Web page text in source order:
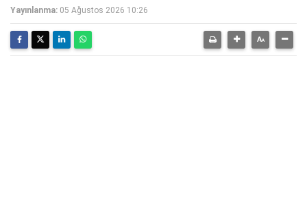
Yayınlanma: 05 Ağustos 2026 10:26